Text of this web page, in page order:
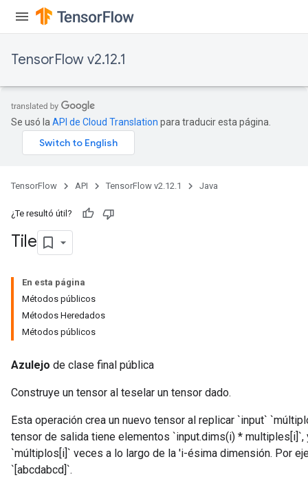
TensorFlow v2.12.1
Se usó la API de Cloud Translation para traducir esta página.
TensorFlow API TensorFlow v2.12.1 Java
¿Te resultó útil?
Tile
En esta página
Métodos públicos
Métodos Heredados
Métodos públicos
Azulejo de clase final pública
Construye un tensor al teselar un tensor dado.
Esta operación crea un nuevo tensor al replicar `input`
tensor de salida tiene elementos `input.dims(i) *
`múltiplos[i]` veces a lo largo de la 'i-ésima dimensión. Por
`[abcdabcd]`.